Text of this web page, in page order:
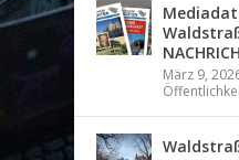
März 9,